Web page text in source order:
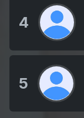
4
5